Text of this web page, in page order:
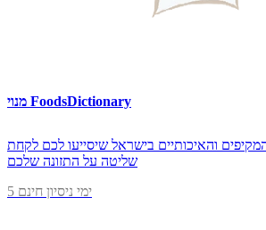
מנוי FoodsDictionary
והאיכותיים בישראל שיסייעו לכם לקחת
שליטה על התזונה שלכם
5 ימי ניסיון חינם